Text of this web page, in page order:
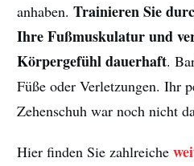
anhaben. Trainieren Sie
Ihre Fußmuskulatur und
Körpergefühl dauerhaft.
Füße oder Verletzungen. Ihr
Zehenschuh war noch nicht
Hier finden Sie zahlreiche